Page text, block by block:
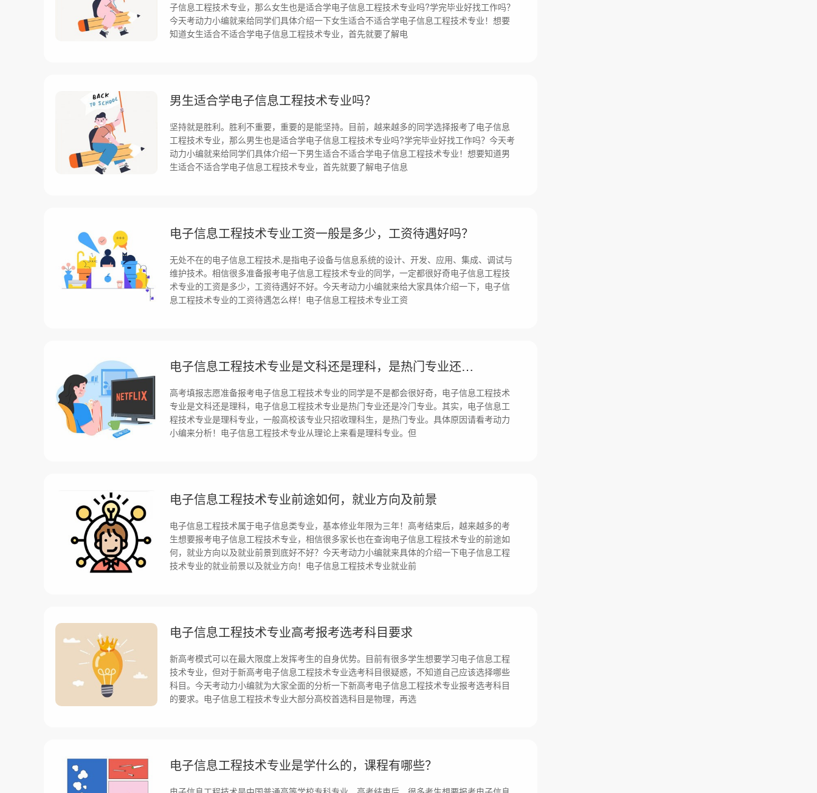
子信息工程技术专业，那么女生也是适合学电子信息工程技术专业吗?学完毕业好找工作吗？
今天考动力小编就来给同学们具体介绍一下女生适合不适合学电子信息工程技术专业！想要
知道女生适合不适合学电子信息工程技术专业，首先就要了解电
男生适合学电子信息工程技术专业吗？
坚持就是胜利。胜利不重要，重要的是能坚持。目前，越来越多的同学选择报考了电子信息
工程技术专业，那么男生也是适合学电子信息工程技术专业吗?学完毕业好找工作吗？今天考
动力小编就来给同学们具体介绍一下男生适合不适合学电子信息工程技术专业！想要知道男
生适合不适合学电子信息工程技术专业，首先就要了解电子信息
电子信息工程技术专业工资一般是多少，工资待遇好吗？
无处不在的电子信息工程技术,是指电子设备与信息系统的设计、开发、应用、集成、调试与
维护技术。相信很多准备报考电子信息工程技术专业的同学，一定都很好奇电子信息工程技
术专业的工资是多少，工资待遇好不好。今天考动力小编就来给大家具体介绍一下，电子信
息工程技术专业的工资待遇怎么样！电子信息工程技术专业工资
电子信息工程技术专业是文科还是理科，是热门专业还是冷门专业
高考填报志愿准备报考电子信息工程技术专业的同学是不是都会很好奇，电子信息工程技术
专业是文科还是理科，电子信息工程技术专业是热门专业还是冷门专业。其实，电子信息工
程技术专业是理科专业，一般高校该专业只招收理科生，是热门专业。具体原因请看考动力
小编来分析！电子信息工程技术专业从理论上来看是理科专业。但
电子信息工程技术专业前途如何，就业方向及前景
电子信息工程技术属于电子信息类专业，基本修业年限为三年！高考结束后，越来越多的考
生想要报考电子信息工程技术专业，相信很多家长也在查询电子信息工程技术专业的前途如
何，就业方向以及就业前景到底好不好？今天考动力小编就来具体的介绍一下电子信息工程
技术专业的就业前景以及就业方向！电子信息工程技术专业就业前
电子信息工程技术专业高考报考选考科目要求
新高考模式可以在最大限度上发挥考生的自身优势。目前有很多学生想要学习电子信息工程
技术专业，但对于新高考电子信息工程技术专业选考科目很疑惑，不知道自己应该选择哪些
科目。今天考动力小编就为大家全面的分析一下新高考电子信息工程技术专业报考选考科目
的要求。电子信息工程技术专业大部分高校首选科目是物理，再选
电子信息工程技术专业是学什么的，课程有哪些？